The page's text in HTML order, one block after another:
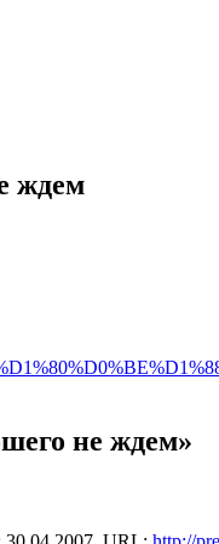
ждем
не ждем»